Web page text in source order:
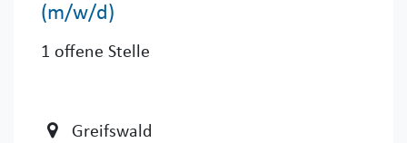
(m/w/d)
1 offene Stelle
Greifswald